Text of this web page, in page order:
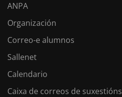
ANPA
Organización
Correo-e alumnos
Sallenet
Calendario
Caixa de correos de suxestións